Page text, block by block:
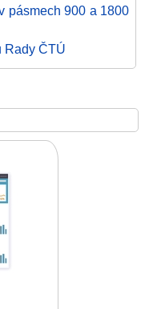
pásmech 900 a 1800
Rady ČTÚ